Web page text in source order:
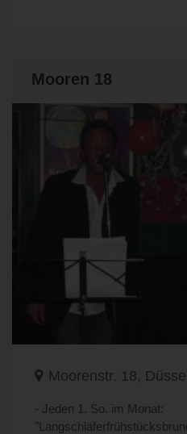
Mooren 18
Moorenstr. 18,
- Jeden 1. So. im Monat: